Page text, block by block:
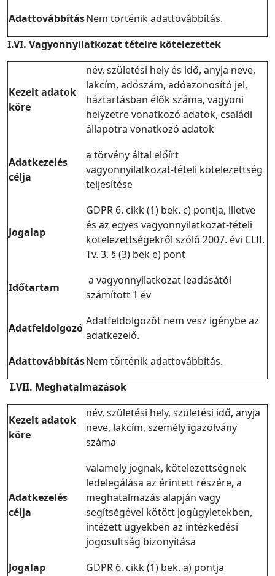
AdattovábbításNem történik adattovábbítás.
I.VI. Vagyonnyilatkozat tételre kötelezettek
Kezelt adatok
köre
név, születési hely és idő, anyja neve,
lakcím, adószám, adóazonosító jel,
háztartásban élők száma, vagyoni
helyzetre vonatkozó adatok, családi
állapotra vonatkozó adatok
Adatkezelés
célja
a törvény által előírt
vagyonnyilatkozat-tételi kötelezettség
teljesítése
Jogalap
GDPR 6. cikk (1) bek. c) pontja, illetve
és az egyes vagyonnyilatkozat-tételi
kötelezettségekről szóló 2007. évi CLII.
Tv. 3. § (3) bek e) pont
Időtartam
a vagyonnyilatkozat leadásától
számított 1 év
Adatfeldolgozó
Adatfeldolgozót nem vesz igénybe az
adatkezelő.
AdattovábbításNem történik adattovábbítás.
I.VII. Meghatalmazások
Kezelt adatok
köre
név, születési hely, születési idő, anyja
neve, lakcím, személy igazolvány
száma
Adatkezelés
célja
valamely jognak, kötelezettségnek
ledelegálása az érintett részére, a
meghatalmazás alapján vagy
segítségével kötött jogügyletekben,
intézett ügyekben az intézkedési
jogosultság bizonyítása
Jogalap
GDPR 6. cikk (1) bek. a) pontja